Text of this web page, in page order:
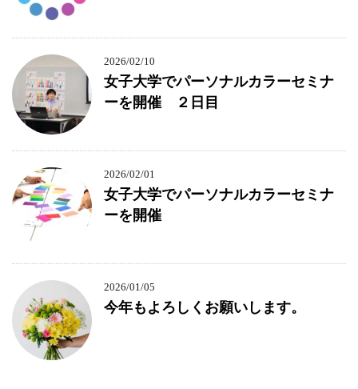
2026/02/10
女子大学でパーソナルカラーセミナ
ーを開催 ２日目
2026/02/01
女子大学でパーソナルカラーセミナ
ーを開催
2026/01/05
今年もよろしくお願いします。